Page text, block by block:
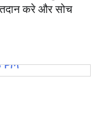
करे और सोच